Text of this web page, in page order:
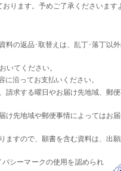
ります。予めご了承くださいます
の返品･取替えは、乱丁･落丁以
いてください。
沿ってお支払いください。
請求する曜日やお届け先地域、郵
け先地域や郵便事情によってはお
ますので、願書を含む資料は、出
シーマークの使用を認められ